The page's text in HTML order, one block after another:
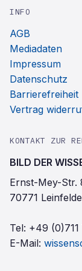
INFO
AGB
Mediadaten
Impressum
Datenschutz
Barrierefreiheit
Vertrag
KONTAKT ZUR
BILD DER
Ernst-Mey-Str.
70771
Tel: +49
E-Mail: